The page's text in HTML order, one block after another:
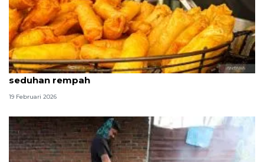
Aneka takjil di Jalan Sabang, kue legendaris hingga
seduhan rempah
19 Februari 2026